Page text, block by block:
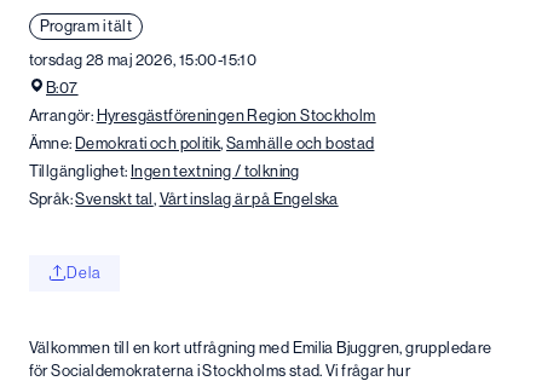
Program i tält
torsdag 28 maj 2026, 15:00-15:10
B:07
Arrangör:Hyresgästföreningen Region Stockholm
Ämne:Demokrati och politik,Samhälle och bostad
Tillgänglighet:Ingen textning / tolkning
Språk:Svenskt tal,Vårt inslag är på Engelska
Dela
Välkommen till en kort utfrågning med Emilia Bjuggren, gruppledare
för Socialdemokraterna i Stockholms stad. Vi frågar hur